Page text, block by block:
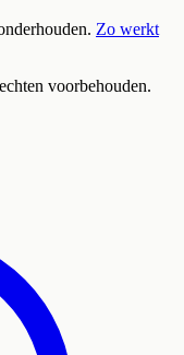
Zo werkt
voorbehouden.